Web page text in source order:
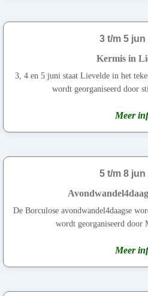
3 t/m 5 jun
Kermis in
3, 4 en 5 juni staat Lievelde in het
wordt georganiseerd door
Meer
5 t/m 8 jun
De Borculose avondwandel4daagse
wordt georganiseerd door
Meer